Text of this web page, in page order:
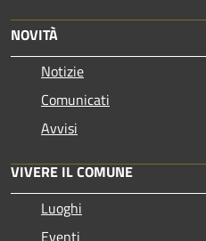
NOVITÀ
Notizie
Comunicati
Avvisi
VIVERE IL COMUNE
Luoghi